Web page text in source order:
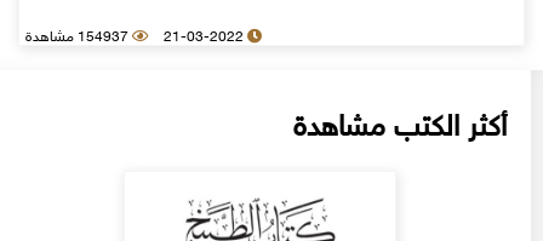
21-03-2022 154937 مشاهدة
أكثر الكتب مشاهدة